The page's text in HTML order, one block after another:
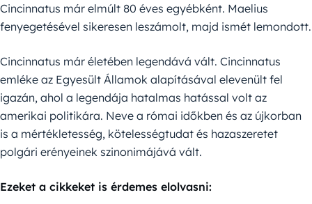
Cincinnatus már elmúlt 80 éves egyébként. Maelius
fenyegetésével sikeresen leszámolt, majd ismét lemondott.
Cincinnatus már életében legendává vált. Cincinnatus
emléke az Egyesült Államok alapításával elevenült fel
igazán, ahol a legendája hatalmas hatással volt az
amerikai politikára. Neve a római időkben és az újkorban
is a mértékletesség, kötelességtudat és hazaszeretet
polgári erényeinek szinonimájává vált.
Ezeket a cikkeket is érdemes elolvasni: